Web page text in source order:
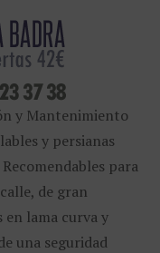
y Mantenimiento
y persianas
para
de gran
en lama curva y
una seguridad